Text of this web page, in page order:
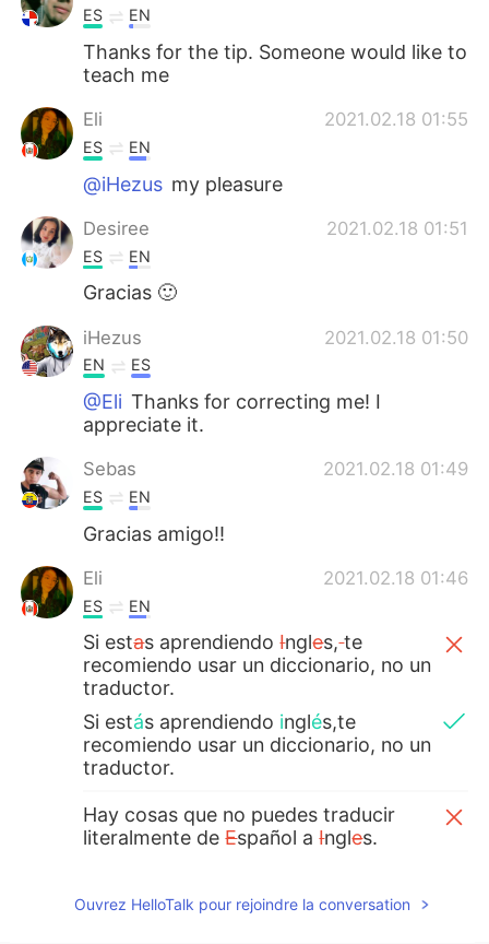
ES EN
Thanks for the tip. Someone would like to
teach me
Eli 2021.02.18 01:55
ES EN
@iHezus my pleasure
Desiree 2021.02.18 01:51
ES EN
Gracias 🙂
iHezus 2021.02.18 01:50
EN ES
@Eli Thanks for correcting me! I
appreciate it.
Sebas 2021.02.18 01:49
ES EN
Gracias amigo!!
Eli 2021.02.18 01:46
ES EN
Si estas aprendiendoIngles, te
recomiendo usar un diccionario, no un
traductor.
Si estás aprendiendo inglés,te
recomiendo usar un diccionario, no un
traductor.
Hay cosas que no puedes traducir
literalmente deEspañol aIngles.
literalmente de
spañol a
Ouvrez HelloTalk pour rejoindre la conversation